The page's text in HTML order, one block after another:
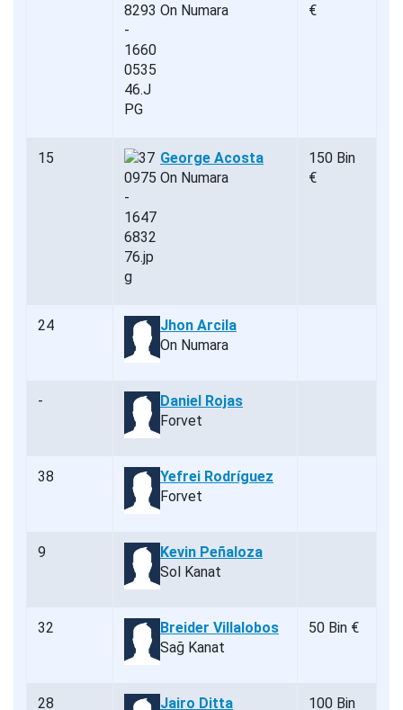
On Numara
€
15
George Acosta
On Numara
150 Bin
€
24
Jhon Arcila
On Numara
-
Daniel Rojas
Forvet
38
Yefrei Rodríguez
Forvet
9
Kevin Peñaloza
Sol Kanat
32
Breider Villalobos
Sağ Kanat
50 Bin €
28
Jairo Ditta
100 Bin